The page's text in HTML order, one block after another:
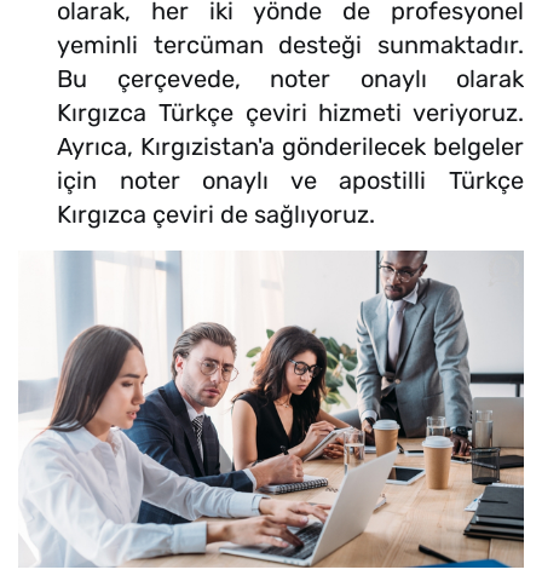
olarak, her iki yönde de profesyonel
yeminli tercüman desteği sunmaktadır.
Bu çerçevede, noter onaylı olarak
Kırgızca Türkçe çeviri hizmeti veriyoruz.
Ayrıca, Kırgızistan'a gönderilecek belgeler
için noter onaylı ve apostilli Türkçe
Kırgızca çeviri de sağlıyoruz.